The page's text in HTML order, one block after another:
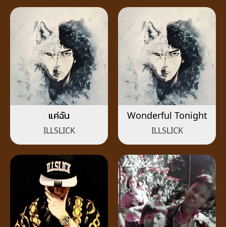
แค่ฉัน
ILLSLICK
Wonderful Tonight
ILLSLICK